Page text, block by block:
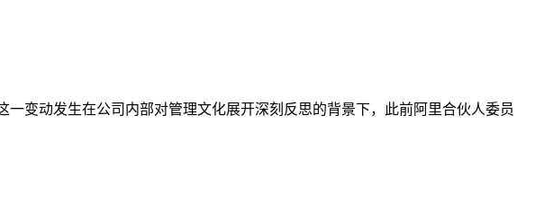
变动发生在公司内部对管理文化展开深刻反思的背景下，此前阿里合伙人委员